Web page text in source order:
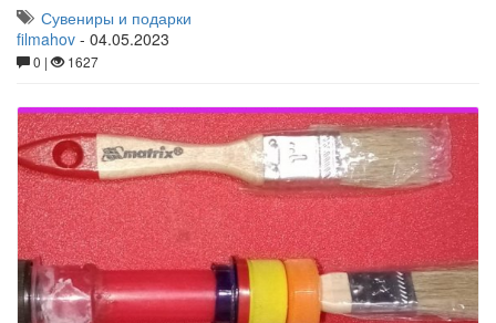
Сувениры и подарки
filmahov - 04.05.2023
0 | 1627